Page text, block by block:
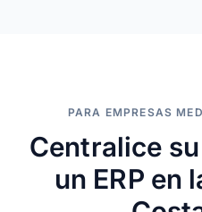
PARA EMPRESAS
Centralice
un ERP en